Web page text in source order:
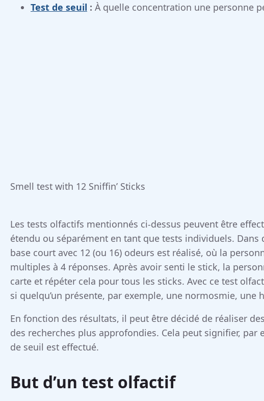
Test de seuil : À quelle concentration une personne
Smell test with 12 Sniffin’ Sticks
Les tests olfactifs mentionnés ci-dessus peuvent être
étendu ou séparément en tant que tests individuels.
base court avec 12 (ou 16) odeurs est réalisé, où la
multiples à 4 réponses. Après avoir senti le stick, la
carte et répéter cela pour tous les sticks. Avec ce test
si quelqu’un présente, par exemple, une normosmie, une
En fonction des résultats, il peut être décidé de réaliser
des recherches plus approfondies. Cela peut signifier, par
de seuil est effectué.
But d’un test olfactif